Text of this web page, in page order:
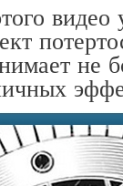
видео
не